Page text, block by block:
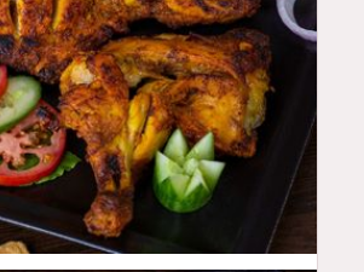
QAR 44